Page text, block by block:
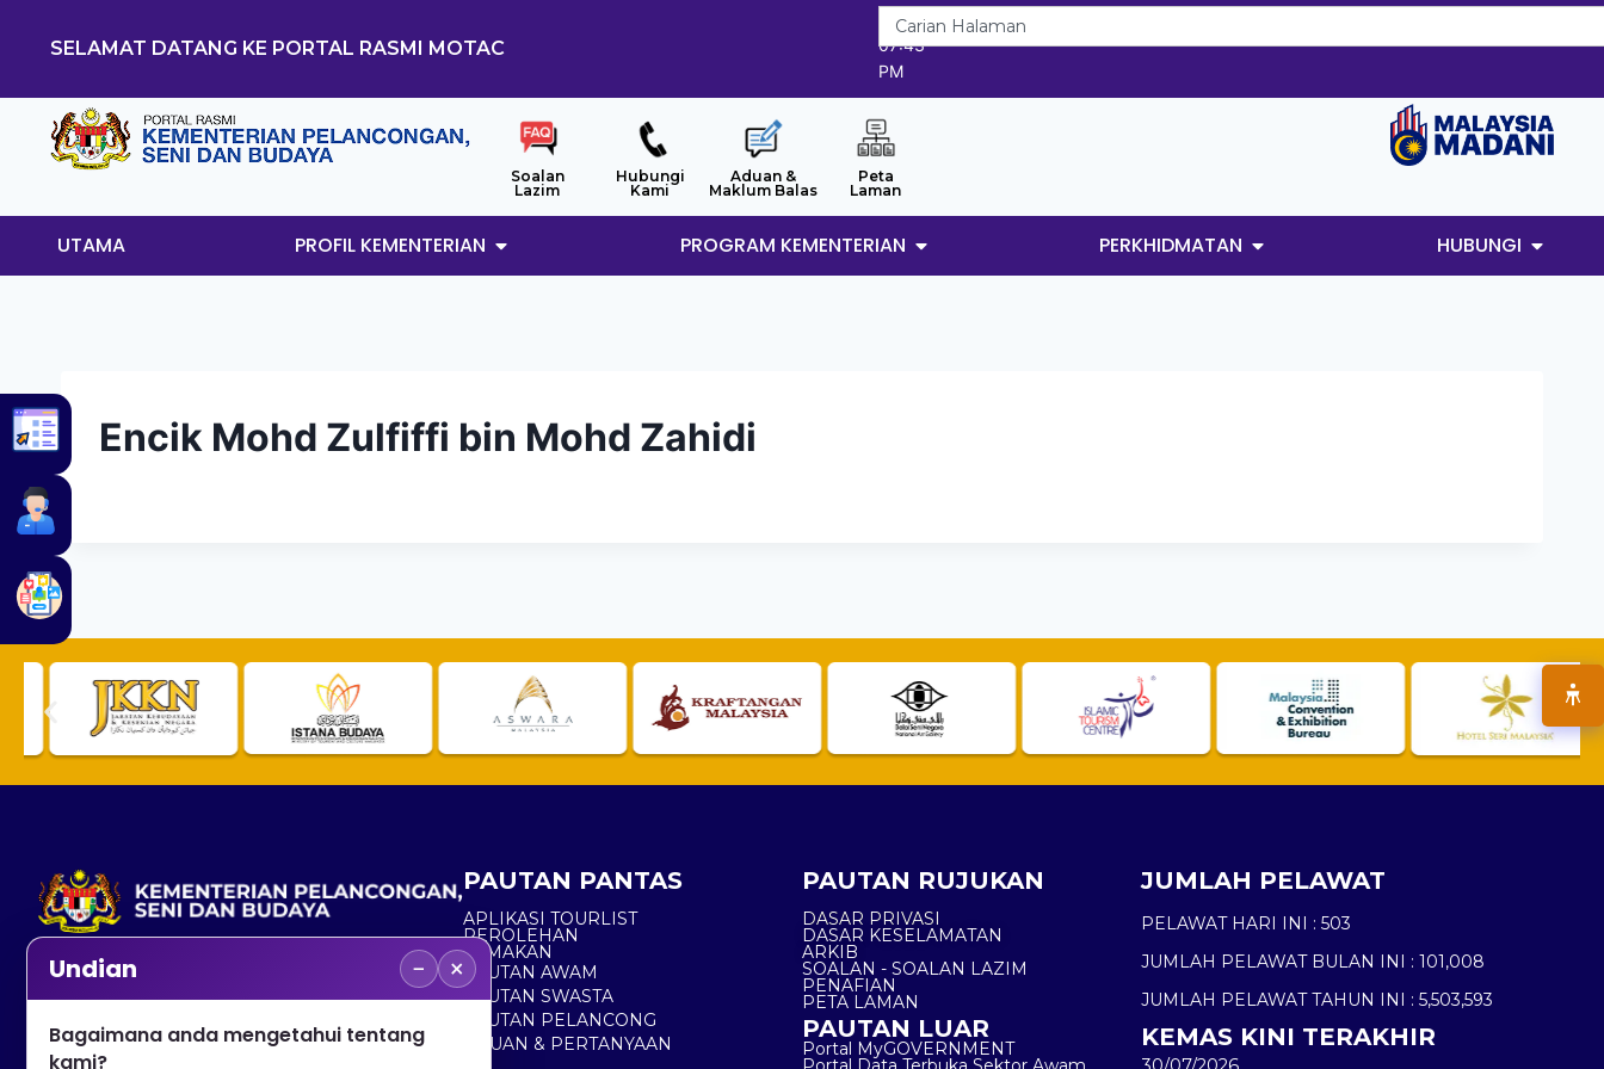
SELAMAT DATANG KE PORTAL RASMI MOTAC
6/8/2026
07:43
PM
Soalan
Lazim
Hubungi
Kami
Aduan &
Maklum Balas
Peta
Laman
UTAMA PROFIL KEMENTERIAN PROGRAM KEMENTERIAN PERKHIDMATAN HUBUNGI
Encik Mohd Zulfiffi bin Mohd Zahidi
No. 2, Menara 1, Jalan P5/6, Presint 5,
+603 8000 8000
PAUTAN PANTAS
APLIKASI TOURLIST
PEROLEHAN
SEMAKAN
PAUTAN AWAM
PAUTAN SWASTA
PAUTAN PELANCONG
ADUAN & PERTANYAAN
PAUTAN RUJUKAN
DASAR PRIVASI
DASAR KESELAMATAN
ARKIB
SOALAN - SOALAN LAZIM
PENAFIAN
PETA LAMAN
PAUTAN LUAR
Portal MyGOVERNMENT
JUMLAH PELAWAT
PELAWAT HARI INI : 503
JUMLAH PELAWAT BULAN INI : 101,008
JUMLAH PELAWAT TAHUN INI : 5,503,593
KEMAS KINI TERAKHIR
Undian − ×
Bagaimana anda mengetahui tentang
kami?